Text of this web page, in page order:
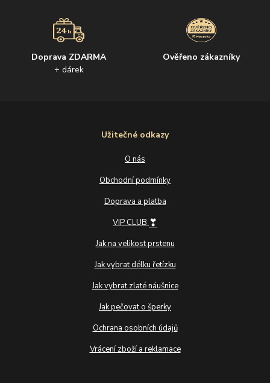
Doprava ZDARMA
+ dárek
Ověřeno zákazníky
Užitečné odkazy
O nás
Obchodní podmínky
Doprava a platba
VIP CLUB ❣
Jak na velikost prstenu
Jak vybrat délku řetízku
Jak vybrat zlaté náušnice
Jak pečovat o šperky
Ochrana osobních údajů
Vrácení zboží a reklamace